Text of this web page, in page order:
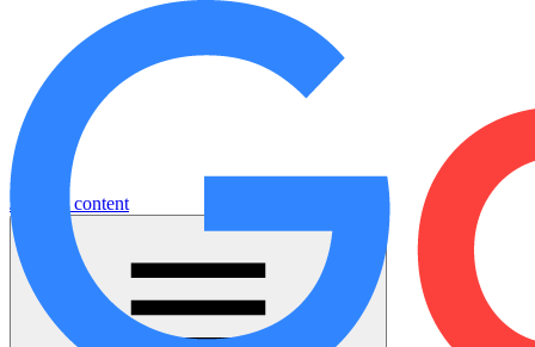
Jump to content